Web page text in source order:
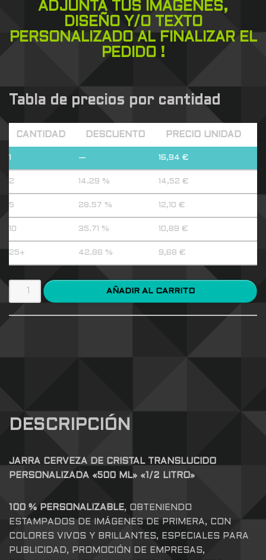
ADJUNTA TUS IMAGENES,
DISEÑO Y/O TEXTO
PERSONALIZADO AL FINALIZAR EL
PEDIDO !
Tabla de precios por cantidad
CANTIDAD DESCUENTO PRECIO UNIDAD
1 — 16,94 €
2 14.29 % 14,52 €
5 28.57 % 12,10 €
10 35.71 % 10,89 €
25+ 42.86 % 9,68 €
AÑADIR AL CARRITO
DESCRIPCIÓN
JARRA CERVEZA DE CRISTAL TRANSLUCIDO
PERSONALIZADA «500 ML» «1/2 LITRO»
100 % PERSONALIZABLE, OBTENIENDO
ESTAMPADOS DE IMÁGENES DE PRIMERA, CON
COLORES VIVOS Y BRILLANTES, ESPECIALES PARA
PUBLICIDAD, PROMOCIÓN DE EMPRESAS,